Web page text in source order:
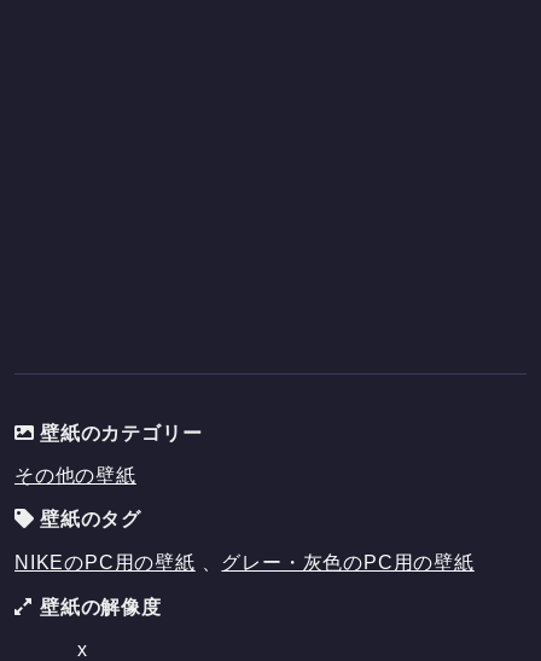
壁紙のカテゴリー
その他の壁紙
壁紙のタグ
NIKEのPC用の壁紙 、 グレー・灰色のPC用の壁紙
壁紙の解像度
x